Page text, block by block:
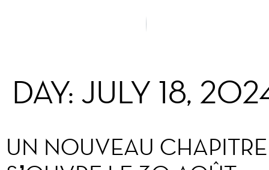
DAY: JULY 18,
UN NOUVEAU CHAPITRE